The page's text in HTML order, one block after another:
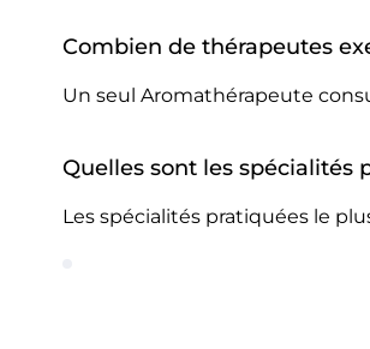
Combien de thérapeutes
Un seul Aromathérapeute
Quelles sont les spécialités
Les spécialités pratiquées le